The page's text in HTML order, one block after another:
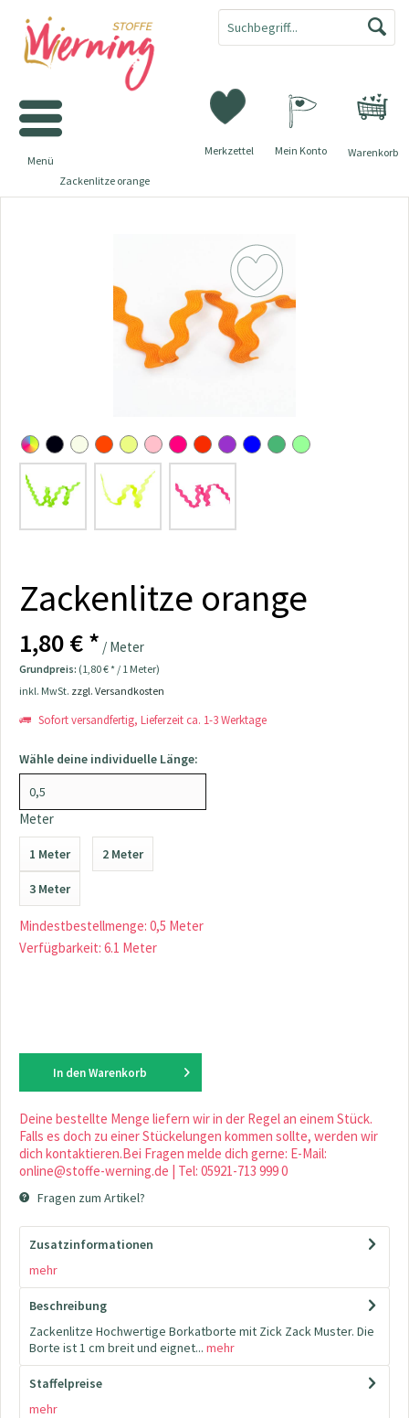
Warenkorb
Merkzettel Mein Konto
Menü
Zackenlitze orange
Zackenlitze orange
1,80 € * / Meter
Grundpreis: (1,80 € * / 1 Meter)
inkl. MwSt. zzgl. Versandkosten
Sofort versandfertig, Lieferzeit ca. 1-3 Werktage
Wähle deine individuelle Länge:
Meter
1 Meter 2 Meter
3 Meter
Mindestbestellmenge: 0,5 Meter
Verfügbarkeit: 6.1 Meter
In den Warenkorb
Deine bestellte Menge liefern wir in der Regel an einem Stück.
Falls es doch zu einer Stückelungen kommen sollte, werden wir
dich kontaktieren.Bei Fragen melde dich gerne: E-Mail:
online@stoffe-werning.de | Tel: 05921-713 999 0
Fragen zum Artikel?
Zusatzinformationen
mehr
Beschreibung
Zackenlitze Hochwertige Borkatborte mit Zick Zack Muster. Die
Borte ist 1 cm breit und eignet... mehr
Staffelpreise
mehr